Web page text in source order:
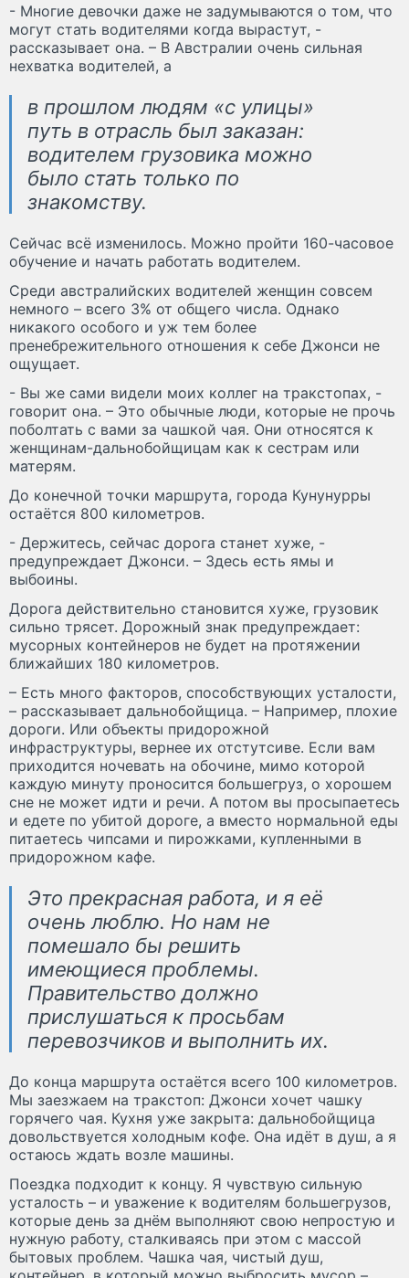
- Многие девочки даже не задумываются о том, что
могут стать водителями когда вырастут, -
рассказывает она. – В Австралии очень сильная
нехватка водителей, а
в прошлом людям «с улицы»
путь в отрасль был заказан:
водителем грузовика можно
было стать только по
знакомству.
Сейчас всё изменилось. Можно пройти 160-часовое
обучение и начать работать водителем.
Среди австралийских водителей женщин совсем
немного – всего 3% от общего числа. Однако
никакого особого и уж тем более
пренебрежительного отношения к себе Джонси не
ощущает.
- Вы же сами видели моих коллег на тракстопах, -
говорит она. – Это обычные люди, которые не прочь
поболтать с вами за чашкой чая. Они относятся к
женщинам-дальнобойщицам как к сестрам или
матерям.
До конечной точки маршрута, города Кунунурры
остаётся 800 километров.
- Держитесь, сейчас дорога станет хуже, -
предупреждает Джонси. – Здесь есть ямы и
выбоины.
Дорога действительно становится хуже, грузовик
сильно трясет. Дорожный знак предупреждает:
мусорных контейнеров не будет на протяжении
ближайших 180 километров.
– Есть много факторов, способствующих усталости,
– рассказывает дальнобойщица. – Например, плохие
дороги. Или объекты придорожной
инфраструктуры, вернее их отстутсиве. Если вам
приходится ночевать на обочине, мимо которой
каждую минуту проносится большегруз, о хорошем
сне не может идти и речи. А потом вы просыпаетесь
и едете по убитой дороге, а вместо нормальной еды
питаетесь чипсами и пирожками, купленными в
придорожном кафе.
Это прекрасная работа, и я её
очень люблю. Но нам не
помешало бы решить
имеющиеся проблемы.
Правительство должно
прислушаться к просьбам
перевозчиков и выполнить их.
До конца маршрута остаётся всего 100 километров.
Мы заезжаем на тракстоп: Джонси хочет чашку
горячего чая. Кухня уже закрыта: дальнобойщица
довольствуется холодным кофе. Она идёт в душ, а я
остаюсь ждать возле машины.
Поездка подходит к концу. Я чувствую сильную
усталость – и уважение к водителям большегрузов,
которые день за днём выполняют свою непростую и
нужную работу, сталкиваясь при этом с массой
бытовых проблем. Чашка чая, чистый душ,